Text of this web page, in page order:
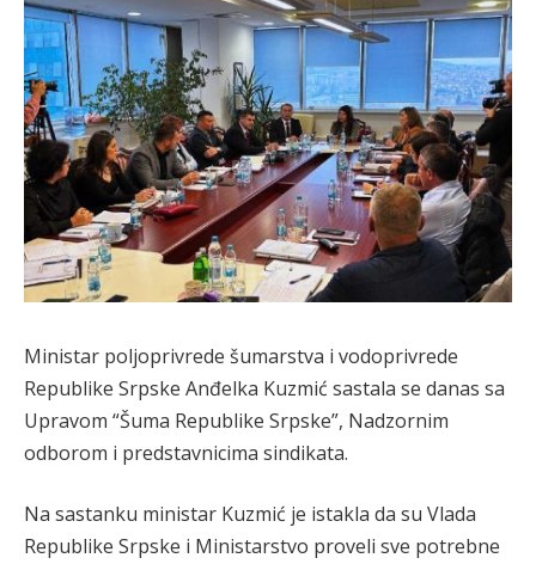
Ministar poljoprivrede šumarstva i vodoprivrede
Republike Srpske Anđelka Kuzmić sastala se danas sa
Upravom “Šuma Republike Srpske”, Nadzornim
odborom i predstavnicima sindikata.
Na sastanku ministar Kuzmić je istakla da su Vlada
Republike Srpske i Ministarstvo proveli sve potrebne